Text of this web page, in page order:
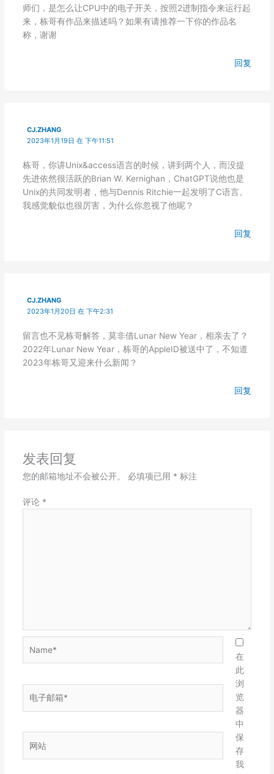
师们，是怎么让CPU中的电子开关，按照2进制指令来运行起
来，栋哥有作品来描述吗？如果有请推荐一下你的作品名
称，谢谢
回复
CJ.ZHANG
2023年1月19日 在 下午11:51
栋哥，你讲Unix&access语言的时候，讲到两个人，而没提
先进依然很活跃的Brian W. Kernighan，ChatGPT说他也是
Unix的共同发明者，他与Dennis Ritchie一起发明了C语言。
我感觉貌似也很厉害，为什么你忽视了他呢？
回复
CJ.ZHANG
2023年1月20日 在 下午2:31
留言也不见栋哥解答，莫非借Lunar New Year，相亲去了？
2022年Lunar New Year，栋哥的AppleID被送中了，不知道
2023年栋哥又迎来什么新闻？
回复
发表回复
您的邮箱地址不会被公开。 必填项已用 * 标注
评论 *
箱
站
在
此
浏
览
器
中
保
存
我